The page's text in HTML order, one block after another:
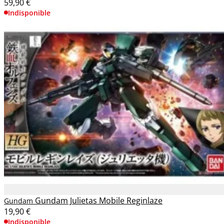
59,90 €
Indisponible
Gundam Gundam Julietas Mobile Reginlaze
19,90 €
Indisponible